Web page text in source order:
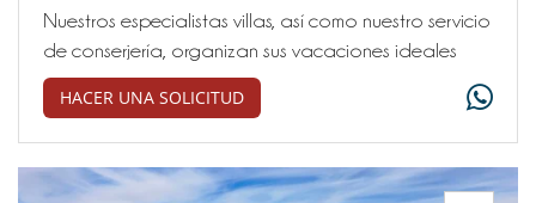
Nuestros especialistas villas, así como nuestro servicio
de conserjería, organizan sus vacaciones ideales
HACER UNA SOLICITUD